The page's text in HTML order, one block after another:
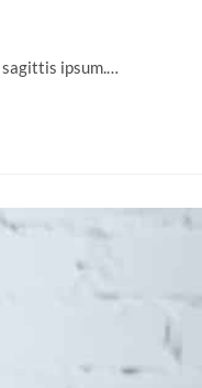
sagittis ipsum.…